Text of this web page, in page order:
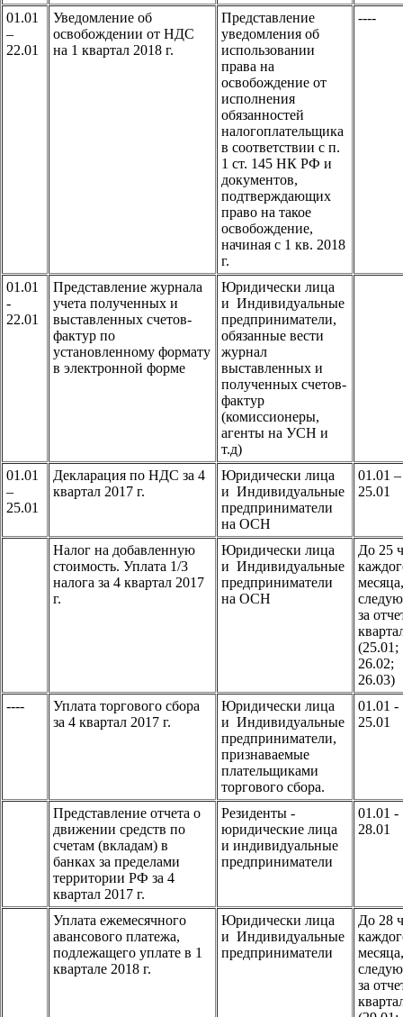
01.01
–
22.01
Уведомление об
освобождении от НДС
на 1 квартал 2018 г.
Представление
уведомления об
использовании
права на
освобождение от
исполнения
обязанностей
налогоплательщика
в соответствии с п.
1 ст. 145 НК РФ и
документов,
подтверждающих
право на такое
освобождение,
начиная с 1 кв. 2018
г.
----
01.01
-
22.01
Представление журнала
учета полученных и
выставленных счетов-
фактур по
установленному формату
в электронной форме
Юридически лица
и Индивидуальные
предприниматели,
обязанные вести
журнал
выставленных и
полученных счетов-
фактур
(комиссионеры,
агенты на УСН и
т.д)
01.01
–
25.01
Декларация по НДС за 4
квартал 2017 г.
Юридически лица
и Индивидуальные
предприниматели
на ОСН
01.01 –
25.01
Налог на добавленную
стоимость. Уплата 1/3
налога за 4 квартал 2017
г.
Юридически лица
и Индивидуальные
предприниматели
на ОСН
До 25
за
(25.01;
26.02;
26.03)
----
Уплата торгового сбора
за 4 квартал 2017 г.
Юридически лица
и Индивидуальные
предприниматели,
признаваемые
плательщиками
торгового сбора.
01.01 -
25.01
Представление отчета о
движении средств по
счетам (вкладам) в
банках за пределами
территории РФ за 4
квартал 2017 г.
Резиденты -
юридические лица
и индивидуальные
предприниматели
01.01 -
28.01
Уплата ежемесячного
авансового платежа,
подлежащего уплате в 1
квартале 2018 г.
Юридически лица
и Индивидуальные
предприниматели
До 28
за